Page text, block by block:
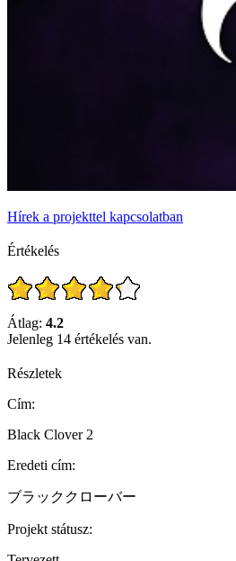
Hírek a projekttel kapcsolatban
Értékelés
Átlag: 4.2
Jelenleg 14 értékelés van.
Részletek
Cím:
Black Clover 2
Eredeti cím:
ブラッククローバー
Projekt státusz: